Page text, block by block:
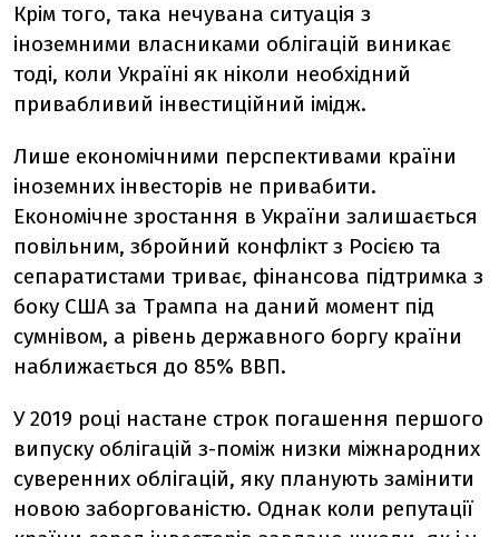
Крім того, така нечувана ситуація з
іноземними власниками облігацій виникає
тоді, коли Україні як ніколи необхідний
привабливий інвестиційний імідж.
Лише економічними перспективами країни
іноземних інвесторів не привабити.
Економічне зростання в України залишається
повільним, збройний конфлікт з Росією та
сепаратистами триває, фінансова підтримка з
боку США за Трампа на даний момент під
сумнівом, а рівень державного боргу країни
наближається до 85% ВВП.
У 2019 році настане строк погашення першого
випуску облігацій з-поміж низки міжнародних
суверенних облігацій, яку планують замінити
новою заборгованістю. Однак коли репутації